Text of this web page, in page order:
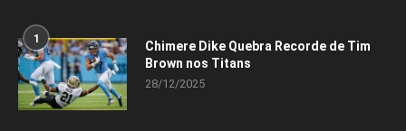
1
Chimere Dike Quebra Recorde de Tim
Brown nos Titans
28/12/2025